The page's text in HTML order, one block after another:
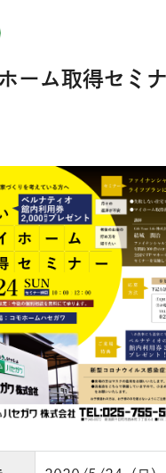
ーム取得セミ